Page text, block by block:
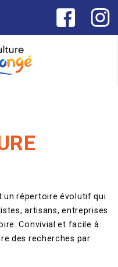
un répertoire évolutif qui
artisans, entreprises
Convivial et facile à
des recherches par